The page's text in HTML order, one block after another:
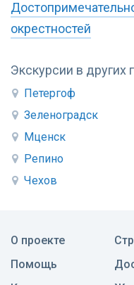
Экскурсии в других
Петергоф
Зеленоградск
Мценск
Репино
Чехов
окрестностей
О проекте
Помощь